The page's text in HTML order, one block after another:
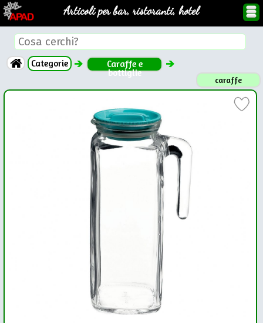
Articoli per bar, ristoranti, hotel
Categorie Caraffe e
bottiglie
caraffe